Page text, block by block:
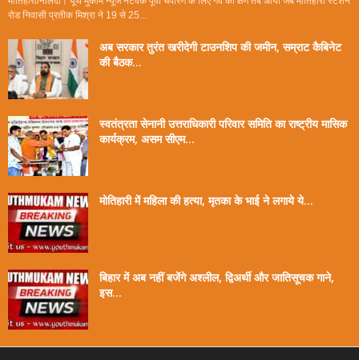
रोड निवासी प्रतीक मिश्रा ने 19 से 25...
अब सरकार तुरंत खरीदेगी टाउनशिप की जमीन, सम्राट कैबिनेट
की बैठक...
स्वतंत्रता सेनानी उत्तराधिकारी परिवार समिति का राष्ट्रीय मासिक
कार्यक्रम, असम सीएम...
मोतिहारी में महिला की हत्या, मृतका के भाई ने लगाये ये...
बिहार में अब नहीं बजेंगे अश्लील, द्विअर्थी और जातिसूचक गाने,
इस...